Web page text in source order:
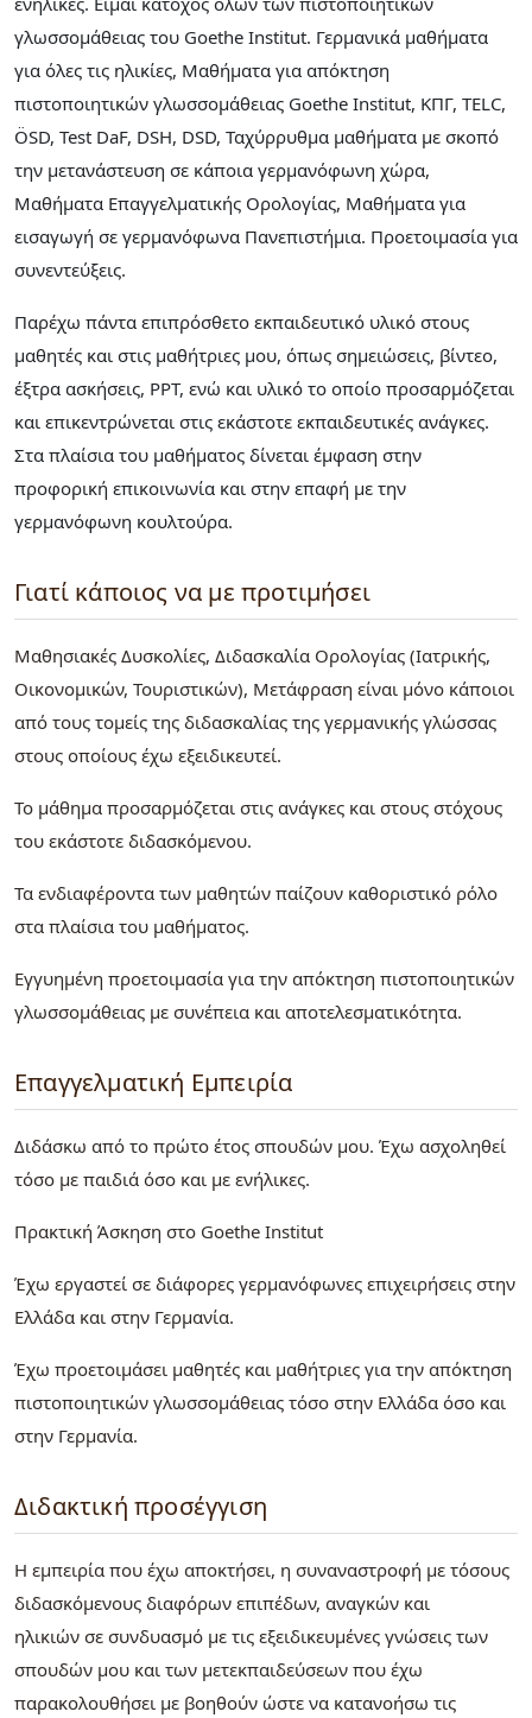
γλωσσομάθειας του Goethe Institut. Γερμανικά μαθήματα
για όλες τις ηλικίες, Μαθήματα για απόκτηση
πιστοποιητικών γλωσσομάθειας Goethe Institut, ΚΠΓ, TELC,
ÖSD, Test DaF, DSH, DSD, Ταχύρρυθμα μαθήματα με σκοπό
την μετανάστευση σε κάποια γερμανόφωνη χώρα,
Μαθήματα Επαγγελματικής Ορολογίας, Μαθήματα για
εισαγωγή σε γερμανόφωνα Πανεπιστήμια. Προετοιμασία για
συνεντεύξεις.
Παρέχω πάντα επιπρόσθετο εκπαιδευτικό υλικό στους
μαθητές και στις μαθήτριες μου, όπως σημειώσεις, βίντεο,
έξτρα ασκήσεις, PPT, ενώ και υλικό το οποίο προσαρμόζεται
και επικεντρώνεται στις εκάστοτε εκπαιδευτικές ανάγκες.
Στα πλαίσια του μαθήματος δίνεται έμφαση στην
προφορική επικοινωνία και στην επαφή με την
γερμανόφωνη κουλτούρα.
Γιατί κάποιος να με προτιμήσει
Μαθησιακές Δυσκολίες, Διδασκαλία Ορολογίας (Ιατρικής,
Οικονομικών, Τουριστικών), Μετάφραση είναι μόνο κάποιοι
από τους τομείς της διδασκαλίας της γερμανικής γλώσσας
στους οποίους έχω εξειδικευτεί.
Το μάθημα προσαρμόζεται στις ανάγκες και στους στόχους
του εκάστοτε διδασκόμενου.
Τα ενδιαφέροντα των μαθητών παίζουν καθοριστικό ρόλο
στα πλαίσια του μαθήματος.
Εγγυημένη προετοιμασία για την απόκτηση πιστοποιητικών
γλωσσομάθειας με συνέπεια και αποτελεσματικότητα.
Επαγγελματική Εμπειρία
Διδάσκω από το πρώτο έτος σπουδών μου. Έχω ασχοληθεί
τόσο με παιδιά όσο και με ενήλικες.
Πρακτική Άσκηση στο Goethe Institut
Έχω εργαστεί σε διάφορες γερμανόφωνες επιχειρήσεις στην
Ελλάδα και στην Γερμανία.
Έχω προετοιμάσει μαθητές και μαθήτριες για την απόκτηση
πιστοποιητικών γλωσσομάθειας τόσο στην Ελλάδα όσο και
στην Γερμανία.
Διδακτική προσέγγιση
Η εμπειρία που έχω αποκτήσει, η συναναστροφή με τόσους
διδασκόμενους διαφόρων επιπέδων, αναγκών και
ηλικιών σε συνδυασμό με τις εξειδικευμένες γνώσεις των
σπουδών μου και των μετεκπαιδεύσεων που έχω
παρακολουθήσει με βοηθούν ώστε να κατανοήσω τις